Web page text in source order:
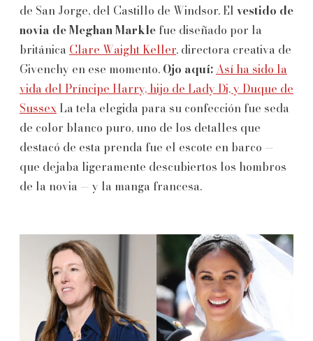
de San Jorge, del Castillo de Windsor. El vestido de
novia de Meghan Markle fue diseñado por la
británica Clare Waight Keller, directora creativa de
Givenchy en ese momento. Ojo aquí:Así ha sido la
vida del Príncipe Harry, hijo de Lady Di, y Duque de
Sussex La tela elegida para su confección fue seda
de color blanco puro, uno de los detalles que
destacó de esta prenda fue el escote en barco —
que dejaba ligeramente descubiertos los hombros
de la novia — y la manga francesa.